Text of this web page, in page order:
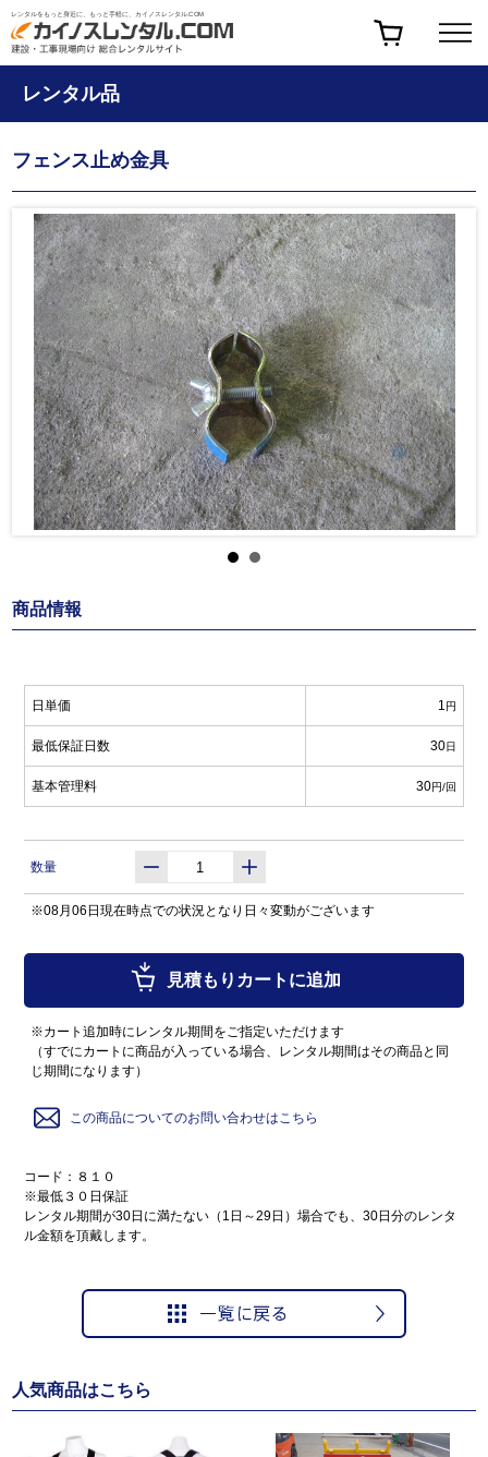
レンタルをもっと身近に、もっと手軽に、カイノスレンタル.COM
レンタル品
フェンス止め金具
商品情報
日単価 1円
最低保証日数 30日
基本管理料 30円/回
数量
※08月06日現在時点での状況となり日々変動がございます
見積もりカートに追加
※カート追加時にレンタル期間をご指定いただけます
（すでにカートに商品が入っている場合、レンタル期間はその商品と同
じ期間になります）
この商品についてのお問い合わせはこちら
コード：８１０
※最低３０日保証
レンタル期間が30日に満たない（1日～29日）場合でも、30日分のレンタ
ル金額を頂戴します。
人気商品はこちら